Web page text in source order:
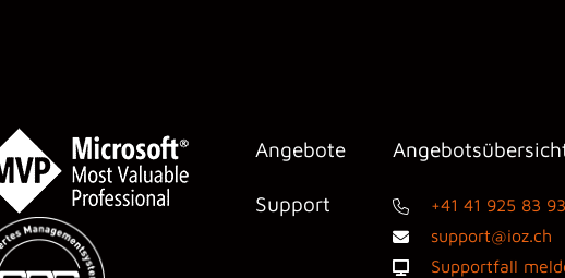
Angebote
Support
+41 41 925 83 93
support@ioz.ch
Supportfall